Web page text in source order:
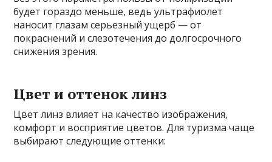
будет гораздо меньше, ведь ультрафиолет
наносит глазам серьезный ущерб — от
покраснений и слезотечения до долгосрочного
снижения зрения.
Цвет и оттенок линз
Цвет линз влияет на качество изображения,
комфорт и восприятие цветов. Для туризма чаще
выбирают следующие оттенки: